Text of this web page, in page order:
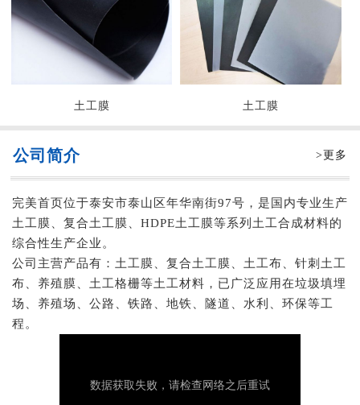
土工膜 土工膜
公司简介 >更多
完美首页位于泰安市泰山区年华南街97号，是国内专业生产
土工膜、复合土工膜、HDPE土工膜等系列土工合成材料的
综合性生产企业。
公司主营产品有：土工膜、复合土工膜、土工布、针刺土工
布、养殖膜、土工格栅等土工材料，已广泛应用在垃圾填埋
场、养殖场、公路、铁路、地铁、隧道、水利、环保等工
程。